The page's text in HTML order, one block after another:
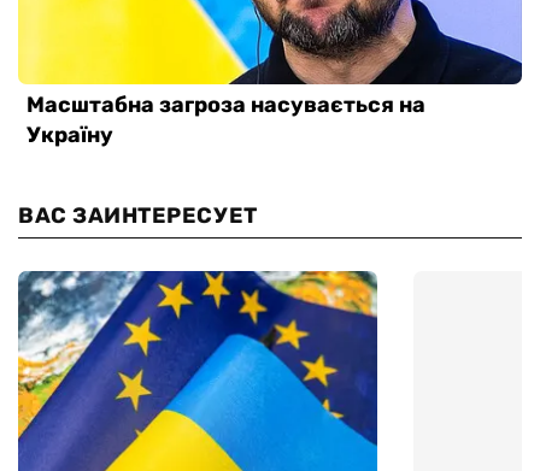
ВАС ЗАИНТЕРЕСУЕТ